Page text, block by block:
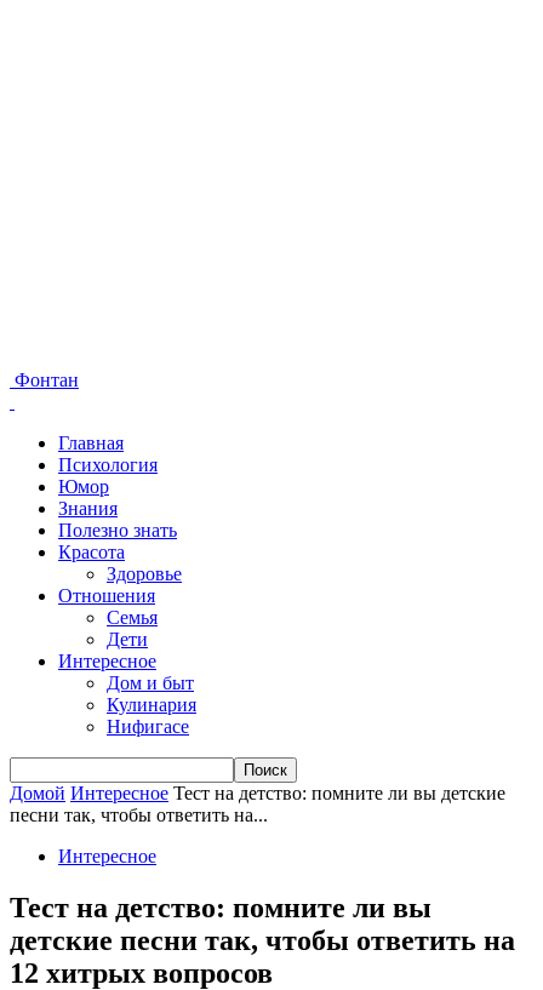
Фонтан
Главная
Психология
Юмор
Знания
Полезно знать
Красота
Здоровье
Отношения
Семья
Дети
Интересное
Дом и быт
Кулинария
Нифигасе
Домой Интересное Тест на детство: помните ли вы детские
песни так, чтобы ответить на...
Интересное
Тест на детство: помните ли вы
детские песни так, чтобы ответить на
12 хитрых вопросов